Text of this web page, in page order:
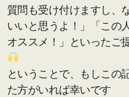
質問も受け付けますし、
いいと思うよ！」「この
オススメ！」といったご
ということで、もしこの
た方がいれば幸いです